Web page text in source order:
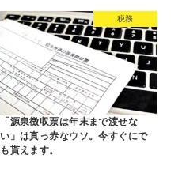
税務
「源泉徴収票は年末まで渡せな
い」は真っ赤なウソ。今すぐにで
も貰えます。